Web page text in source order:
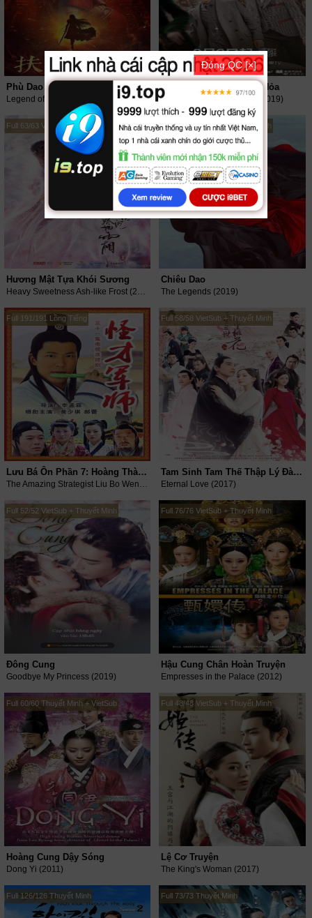
Phù Dao Hoàng Hậu
Legend of Fuyao (2018)
Học Viện Quân Sự Liệt Hỏa
Arsenal Military Academy (2019)
Full 63/63 VietSub + Thuyết Minh
Hương Mật Tựa Khói Sương
Heavy Sweetness Ash-like Frost (2018)
Full 56/56 VietSub + Thuyết Minh
Chiêu Dao
The Legends (2019)
Full 191/191 Lồng Tiếng
Lưu Bá Ôn Phần 7: Hoàng Thành Long Hổ Đấu
The Amazing Strategist Liu Bo Wen VII (2006)
Full 58/58 VietSub + Thuyết Minh
Tam Sinh Tam Thế Thập Lý Đào Hoa
Eternal Love (2017)
Full 52/52 VietSub + Thuyết Minh
Đông Cung
Goodbye My Princess (2019)
Full 76/76 VietSub + Thuyết Minh
Hậu Cung Chân Hoàn Truyện
Empresses in the Palace (2012)
Full 60/60 Thuyết Minh + VietSub
Hoàng Cung Dậy Sóng
Dong Yi (2011)
Full 48/48 VietSub + Thuyết Minh
Lệ Cơ Truyện
The King's Woman (2017)
Full 126/126 Thuyết Minh Full 73/73 Thuyết Minh
Đóng QC [×]